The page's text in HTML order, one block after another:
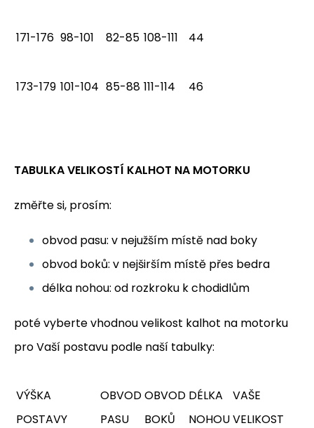
171-176 98-101 82-85 108-111 44
173-179 101-104 85-88 111-114 46
TABULKA VELIKOSTÍ KALHOT NA MOTORKU
změřte si, prosím:
obvod pasu: v nejužším místě nad boky
obvod boků: v nejširším místě přes bedra
délka nohou: od rozkroku k chodidlům
poté vyberte vhodnou velikost kalhot na motorku
pro Vaší postavu podle naší tabulky:
VÝŠKA
POSTAVY
OBVOD
PASU
OBVOD
BOKŮ
DÉLKA
NOHOU
VAŠE
VELIKOST